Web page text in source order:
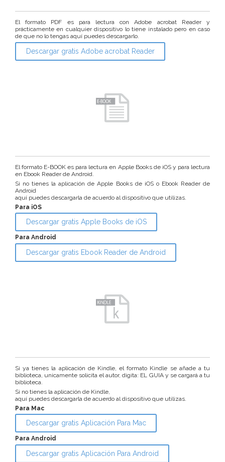
El formato PDF es para lectura con Adobe acrobat Reader y
prácticamente en cualquier dispositivo lo tiene instalado pero en caso
de que no lo tengas aquí puedes descargarlo.
Descargar gratis Adobe acrobat Reader
El formato E-BOOK es para lectura en Apple Books de iOS y para lectura
en Ebook Reader de Android.
Si no tienes la aplicación de Apple Books de iOS o Ebook Reader de
Android
aquí puedes descargarla de acuerdo al dispositivo que utilizas.
Para iOS
Descargar gratis Apple Books de iOS
Para Android
Descargar gratis Ebook Reader de Android
Si ya tienes la aplicación de Kindle, el formato Kindle se añade a tu
biblioteca, unicamente solicita el autor, digita: EL GUIA y se cargará a tu
biblioteca.
Si no tienes la aplicación de Kindle,
aquí puedes descargarla de acuerdo al dispositivo que utilizas.
Para Mac
Descargar gratis Aplicación Para Mac
Para Android
Descargar gratis Aplicación Para Android